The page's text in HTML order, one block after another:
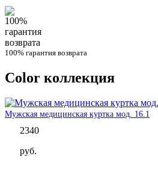
100% гарантия возврата
Вы здесь
Color коллекция
Мужская медицинская куртка мод. 16.1
2340
руб.